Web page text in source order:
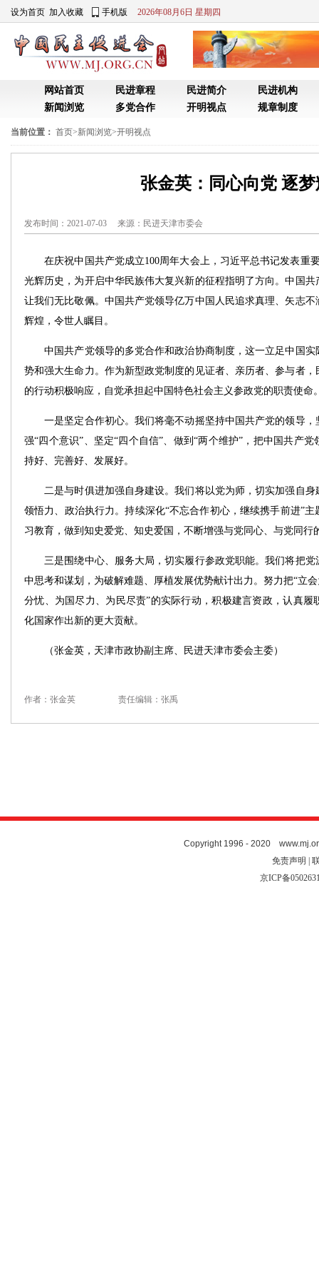
设为首页 加入收藏 手机版 2026年08月6日 星期四
网站首页 民进章程 民进简介
民进机构
新闻浏览
多党合作 开明视点 规章制度
当前位置： 首页>新闻浏览>开明视点
张金英：同心向党 逐
发布时间：2021-07-03 来源： 民进天津市委会
在庆祝中国共产党成立100周年大会上，习近平总书记发表重
光辉历史，为开启中华民族伟大复兴新的征程指明了方向。中国
让我们无比敬佩。中国共产党领导亿万中国人民追求真理、矢志
辉煌，令世人瞩目。
中国共产党领导的多党合作和政治协商制度，这一立足中国实
势和强大生命力。作为新型政党制度的见证者、亲历者、参与者
的行动积极响应，自觉承担起中国特色社会主义参政党的职责使命
一是坚定合作初心。我们将毫不动摇坚持中国共产党的领导，
强“四个意识”、坚定“四个自信”、做到“两个维护”，把中国共产
持好、完善好、发展好。
二是与时俱进加强自身建设。我们将以党为师，切实加强自身
领悟力、政治执行力。持续深化“不忘合作初心，继续携手前进”
习教育，做到知史爱党、知史爱国，不断增强与党同心、与党同行
三是围绕中心、服务大局，切实履行参政党职能。我们将把党
中思考和谋划，为破解难题、厚植发展优势献计出力。努力把“立
分忧、为国尽力、为民尽责”的实际行动，积极建言资政，认真履
化国家作出新的更大贡献。
（张金英，天津市政协副主席、民进天津市委会主委）
作者：张金英 责任编辑：张禹
Copyright 1996 - 2020
免责声明 |
京ICP备